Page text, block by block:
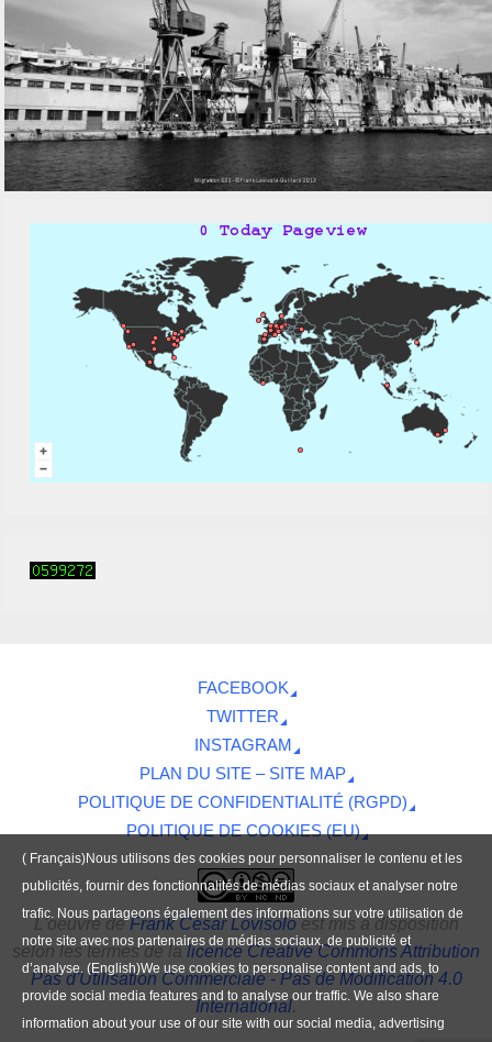
FACEBOOK
TWITTER
INSTAGRAM
PLAN DU SITE – SITE MAP
POLITIQUE DE CONFIDENTIALITÉ (RGPD)
POLITIQUE DE COOKIES (EU)
L'oeuvredeFrank César Lovisoloest mis à disposition
selon les termes de lalicence Creative Commons Attribution
Pas d'Utilisation Commerciale - Pas de Modification 4.0
International.
( Français)Nous utilisons des cookies pour personnaliser le contenu et les
publicités, fournir des fonctionnalités de médias sociaux et analyser notre
trafic. Nous partageons également des informations sur votre utilisation de
notre site avec nos partenaires de médias sociaux, de publicité et
d’analyse. (English)We use cookies to personalise content and ads, to
provide social media features and to analyse our traffic. We also share
information about your use of our site with our social media, advertising